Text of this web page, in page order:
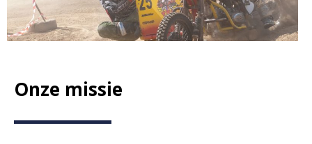
Onze missie